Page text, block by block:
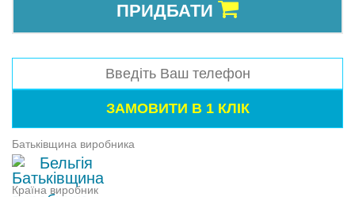
ПРИДБАТИ
Батьківщина виробника
Бельгія
Країна виробник